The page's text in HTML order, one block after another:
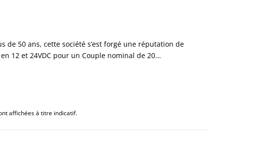
de 50 ans, cette société s’est forgé une réputation de
12 et 24VDC pour un Couple nominal de 20...
affichées à titre indicatif.